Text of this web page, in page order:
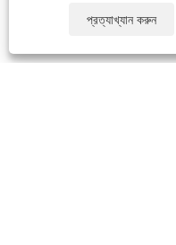
প্রত্যাখ্যান করুন